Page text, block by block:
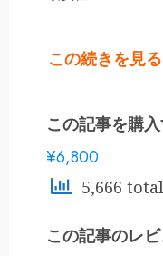
この続きを見
この記事を購
¥6,800
5,666
この記事のレ